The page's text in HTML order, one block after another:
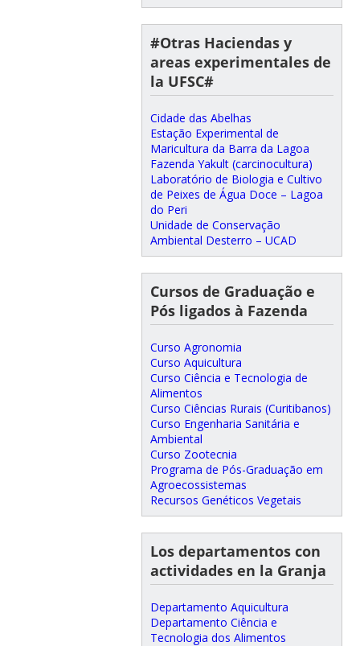
#Otras Haciendas y
areas experimentales de
la UFSC#
Cidade das Abelhas
Estação Experimental de
Maricultura da Barra da Lagoa
Fazenda Yakult (carcinocultura)
Laboratório de Biologia e Cultivo
de Peixes de Água Doce – Lagoa
do Peri
Unidade de Conservação
Ambiental Desterro – UCAD
Cursos de Graduação e
Pós ligados à Fazenda
Curso Agronomia
Curso Aquicultura
Curso Ciência e Tecnologia de
Alimentos
Curso Ciências Rurais (Curitibanos)
Curso Engenharia Sanitária e
Ambiental
Curso Zootecnia
Programa de Pós-Graduação em
Agroecossistemas
Recursos Genéticos Vegetais
Los departamentos con
actividades en la Granja
Departamento Aquicultura
Departamento Ciência e
Tecnologia dos Alimentos